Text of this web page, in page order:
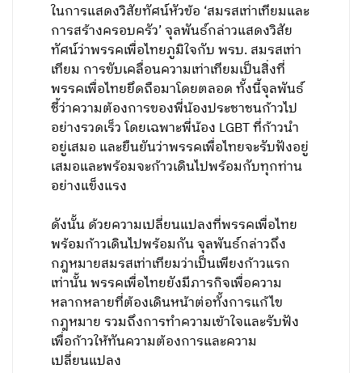
ในการแสดงวิสัยทัศน์หัวข้อ ‘สมรสเท่าเทียมและ
การสร้างครอบครัว’ จุลพันธ์กล่าวแสดงวิสัย
ทัศน์ว่าพรรคเพื่อไทยภูมิใจกับ พรบ. สมรสเท่า
เทียม การขับเคลื่อนความเท่าเทียมเป็นสิ่งที่
พรรคเพื่อไทยยึดถือมาโดยตลอด ทั้งนี้จุลพันธ์
ชี้ว่าความต้องการของพี่น้องประชาชนก้าวไป
อย่างรวดเร็ว โดยเฉพาะพี่น้อง LGBT ที่ก้าวนำ
อยู่เสมอ และยืนยันว่าพรรคเพื่อไทยจะรับฟังอยู่
เสมอและพร้อมจะก้าวเดินไปพร้อมกับทุกท่าน
อย่างแข็งแรง
ดังนั้น ด้วยความเปลี่ยนแปลงที่พรรคเพื่อไทย
พร้อมก้าวเดินไปพร้อมกัน จุลพันธ์กล่าวถึง
กฎหมายสมรสเท่าเทียมว่าเป็นเพียงก้าวแรก
เท่านั้น พรรคเพื่อไทยยังมีภารกิจเพื่อความ
หลากหลายที่ต้องเดินหน้าต่อทั้งการแก้ไข
กฎหมาย รวมถึงการทำความเข้าใจและรับฟัง
เพื่อก้าวให้ทันความต้องการและความ
เปลี่ยนแปลง